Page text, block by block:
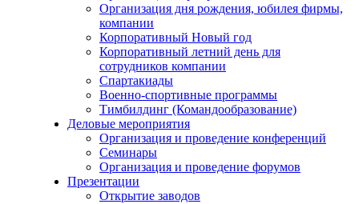
Организация дня рождения, юбилея фирмы,
компании
Корпоративный Новый год
Корпоративный летний день для
сотрудников компании
Спартакиады
Военно-спортивные программы
Тимбилдинг (Командообразование)
Деловые мероприятия
Организация и проведение конференций
Семинары
Организация и проведение форумов
Презентации
Открытие заводов